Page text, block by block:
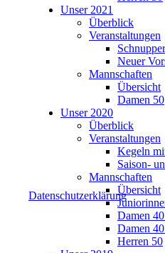
Datenschutzerklärung
Unser 2021
Überblick
Veranstaltungen
Neuer
Mannschaften
Übersicht
Damen 50
Unser 2020
Überblick
Veranstaltungen
Kegeln
Saison-
Mannschaften
Übersicht
Damen
Damen
Herren 50